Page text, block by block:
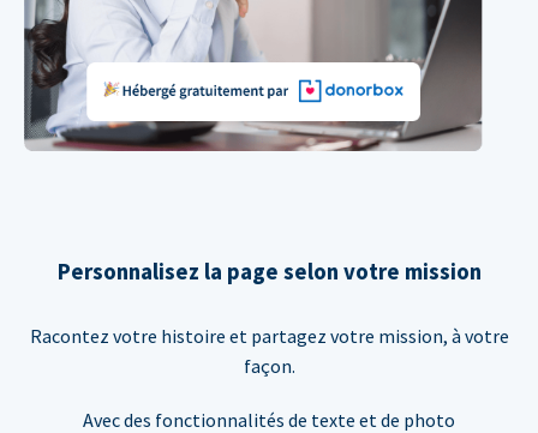
Personnalisez la page selon votre mission
Racontez votre histoire et partagez votre mission, à votre
façon.
Avec des fonctionnalités de texte et de photo